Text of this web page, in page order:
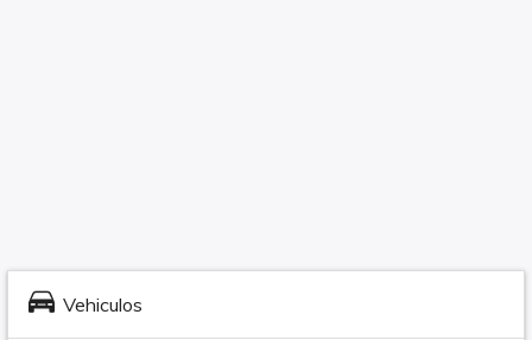
Vehiculos